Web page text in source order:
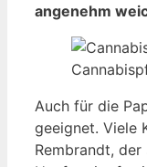
angenehm
Auch für die
geeignet. Viele
Rembrandt,